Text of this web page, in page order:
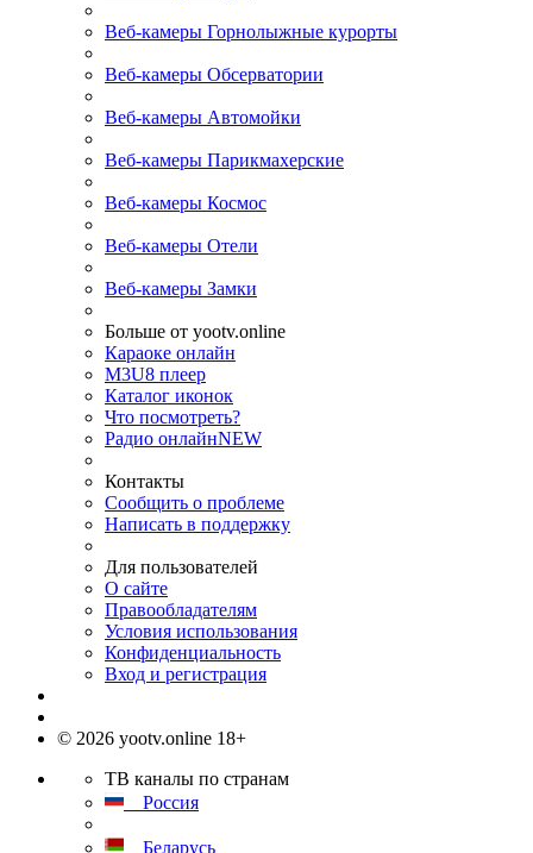
Веб-камеры Горнолыжные курорты
Веб-камеры Обсерватории
Веб-камеры Автомойки
Веб-камеры Парикмахерские
Веб-камеры Космос
Веб-камеры Отели
Веб-камеры Замки
Больше от yootv.online
Караоке онлайн
M3U8 плеер
Каталог иконок
Что посмотреть?
Радио онлайнNEW
Контакты
Сообщить о проблеме
Написать в поддержку
Для пользователей
О сайте
Правообладателям
Условия использования
Конфиденциальность
Вход и регистрация
© 2026 yootv.online 18+
ТВ каналы по странам
Россия
Беларусь